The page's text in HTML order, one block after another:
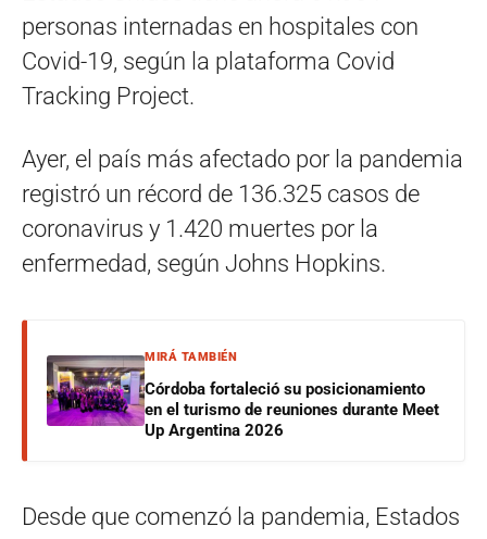
personas internadas en hospitales con
Covid-19, según la plataforma Covid
Tracking Project.
Ayer, el país más afectado por la pandemia
registró un récord de 136.325 casos de
coronavirus y 1.420 muertes por la
enfermedad, según Johns Hopkins.
MIRÁ TAMBIÉN
Córdoba fortaleció su posicionamiento
en el turismo de reuniones durante Meet
Up Argentina 2026
Desde que comenzó la pandemia, Estados